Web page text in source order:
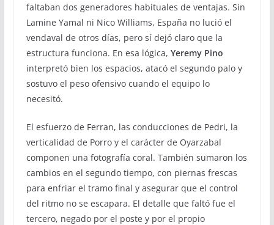
faltaban dos generadores habituales de ventajas. Sin
Lamine Yamal ni Nico Williams, España no lució el
vendaval de otros días, pero sí dejó claro que la
estructura funciona. En esa lógica, Yeremy Pino
interpretó bien los espacios, atacó el segundo palo y
sostuvo el peso ofensivo cuando el equipo lo
necesitó.
El esfuerzo de Ferran, las conducciones de Pedri, la
verticalidad de Porro y el carácter de Oyarzabal
componen una fotografía coral. También sumaron los
cambios en el segundo tiempo, con piernas frescas
para enfriar el tramo final y asegurar que el control
del ritmo no se escapara. El detalle que faltó fue el
tercero, negado por el poste y por el propio